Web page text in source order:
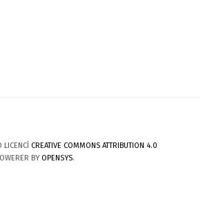
LICENCÍ CREATIVE COMMONS ATTRIBUTION 4.0
BYOPENSYS.